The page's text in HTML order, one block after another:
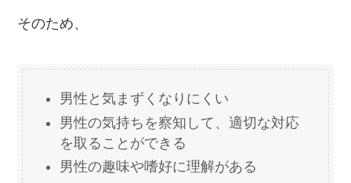
そのため、
男性と気まずくなりにくい
男性の気持ちを察知して、適切な対応
を取ることができる
男性の趣味や嗜好に理解がある